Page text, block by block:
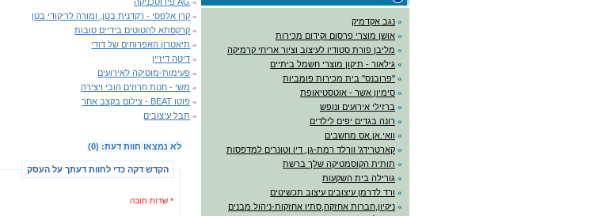
» קרן אלפסי - רקדנית בטן, ומורה לריקודי בטן
» קרקסתא להטוטים בידיים טובות
» תיאטרון האפרוחים של דודי
» דיטה דיזיין
» פעימות-מוסיקה לאירועים
» משי - חנות חרוזים הובי ויצירה
» פוטו BEAT - צילום בקצב אחר
» תבל עיצובים
לא נמצאו חוות דעת: (0)
הקדש דקה כדי לחוות דעתך על העסק
* שדות חובה
» נגב אקדמיק
» אושן מוצרי פרסום וקידום מכירות
» מליבן פורת סטודיו לעיצוב וציור אריחי קרמיקה
» גילאור - תיקון מוצרי חשמל ביתיים
» "פרובנס" בית מכירות פומביות
» סימיון אשר - אוטסטיאופת
» ברזילי אירועים ונופש
» רונה בגדים יפים לילדים
» וואי.אן.אס מחשבים
» קארטרידג' וורלד רמת-גן, דיו וטונרים למדפסות
» תותית הקוסמטיקה שלך ברשת
» גורילה בית השקעות
» ורד לדרמן עיצובים עיצוב תכשיטים
» ניקיון,חברות אחזקה,סתיו אחזקות-ניהול מבנים